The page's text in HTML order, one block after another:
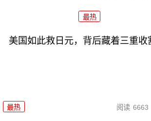
最热
美国如此救日元，背后藏着三重收
最热 阅读 6663